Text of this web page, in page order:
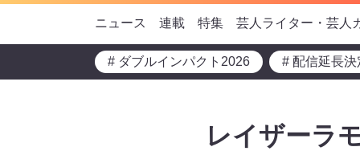
ニュース 連載 特集 芸人ライター・芸人
# ダブルインパクト2026 # 配信延長決
レイザーラ